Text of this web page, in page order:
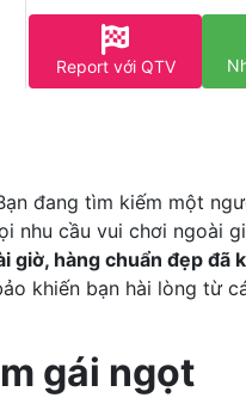
Report với QTV
đang tìm kiếm một
nhu cầu vui chơi ngoài
giờ, hàng chuẩn đẹp đã
khiến bạn hài lòng từ
gái ngọt